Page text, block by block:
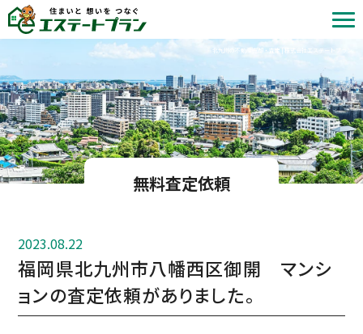
北九州の不動産売却・査定 | 株式会社エステートプラン
無料査定依頼
2023.08.22
福岡県北九州市八幡西区御開 マンシ
ョンの査定依頼がありました。